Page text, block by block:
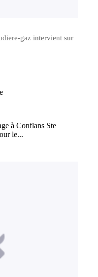
gaz intervient sur
à Conflans Ste
le...